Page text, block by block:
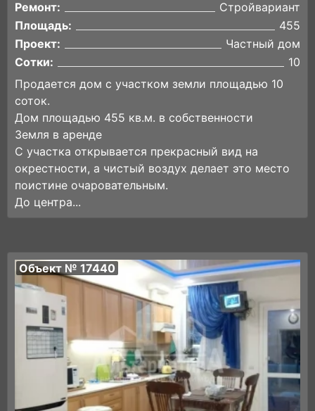
Ремонт:
Стройвариант
Площадь:
455
Проект:
Частный дом
Сотки:
10
Продается дом с участком земли площадью 10
соток.
Дом площадью 455 кв.м. в собственности
Земля в аренде
С участка открывается прекрасный вид на
окрестности, а чистый воздух делает это место
поистине очаровательным.
До центра...
Объект № 17440